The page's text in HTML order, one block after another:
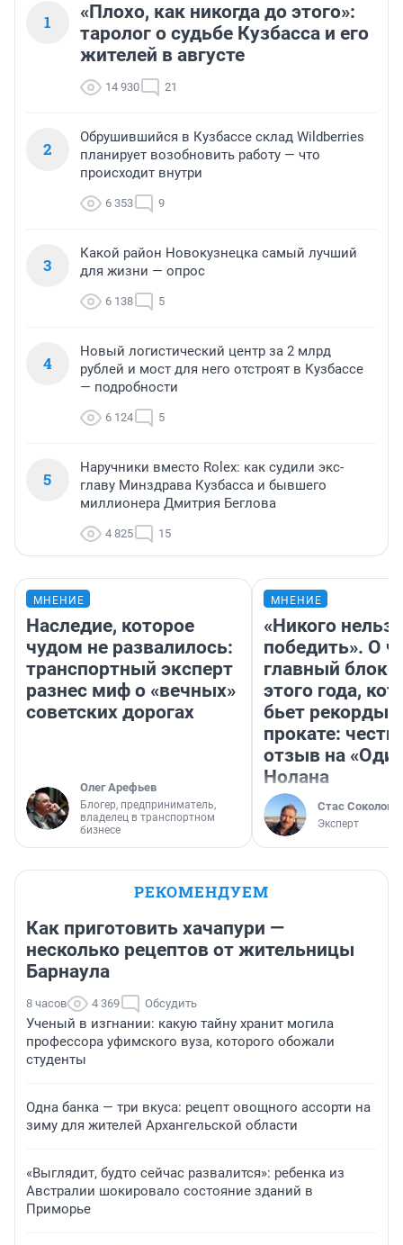
1
«Плохо, как никогда до этого»:
таролог о судьбе Кузбасса и его
жителей в августе
14 930 21
2
Обрушившийся в Кузбассе склад Wildberries
планирует возобновить работу — что
происходит внутри
6 353 9
3
Какой район Новокузнецка самый лучший
для жизни — опрос
6 138 5
4
Новый логистический центр за 2 млрд
рублей и мост для него отстроят в Кузбассе
— подробности
6 124 5
5
Наручники вместо Rolex: как судили экс-
главу Минздрава Кузбасса и бывшего
миллионера Дмитрия Беглова
4 825 15
МНЕНИЕ
Наследие, которое
чудом не развалилось:
транспортный эксперт
разнес миф о «вечных»
советских дорогах
Олег Арефьев
Блогер, предприниматель,
владелец в транспортном
бизнесе
МНЕНИЕ
«Никого нельзя
победить». О
главный
этого года,
бьет рекорды в
прокате:
отзыв на
Нолана
Стас Соколов
Эксперт
РЕКОМЕНДУЕМ
Как приготовить хачапури —
несколько рецептов от жительницы
Барнаула
8 часов 4 369 Обсудить
Ученый в изгнании: какую тайну хранит могила
профессора уфимского вуза, которого обожали
студенты
Одна банка — три вкуса: рецепт овощного ассорти на
зиму для жителей Архангельской области
«Выглядит, будто сейчас развалится»: ребенка из
Австралии шокировало состояние зданий в
Приморье